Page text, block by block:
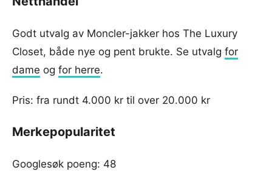
Godt utvalg av Moncler-jakker hos The Luxury
Closet, både nye og pent brukte. Se utvalg for
dame og for herre.
Pris: fra rundt 4.000 kr til over 20.000 kr
Merkepopularitet
Googlesøk poeng: 48